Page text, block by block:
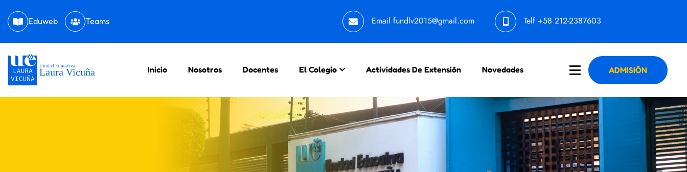
Eduweb Teams Email fundlv2015@gmail.com Telf +58 212-2387603
Inicio Nosotros Docentes El Colegio Actividades De Extensión Novedades ADMISIÓN